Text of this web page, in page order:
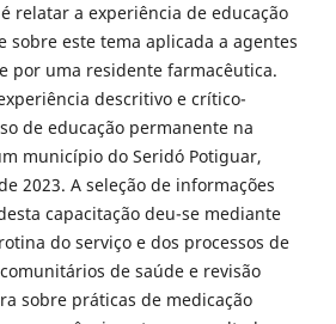
relatar a experiência de educação
sobre este tema aplicada a agentes
por uma residente farmacêutica.
descritivo e crítico-
de educação permanente na
município do Seridó Potiguar,
2023. A seleção de informações
capacitação deu-se mediante
do serviço e dos processos de
de saúde e revisão
sobre práticas de medicação